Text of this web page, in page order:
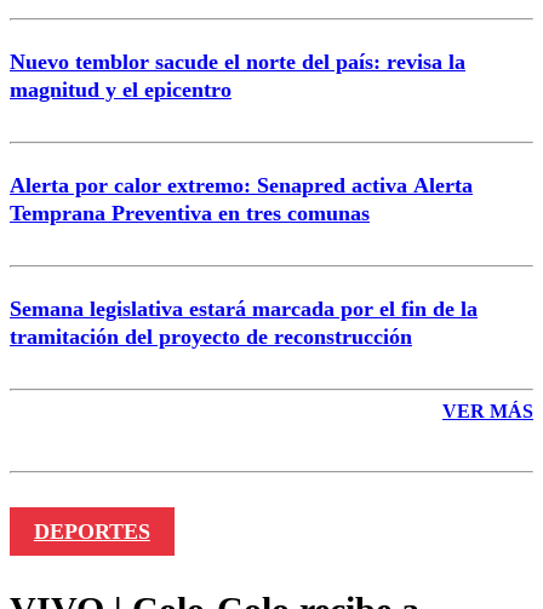
Nuevo temblor sacude el norte del país: revisa la
magnitud y el epicentro
Alerta por calor extremo: Senapred activa Alerta
Temprana Preventiva en tres comunas
Semana legislativa estará marcada por el fin de la
tramitación del proyecto de reconstrucción
VER MÁS
DEPORTES